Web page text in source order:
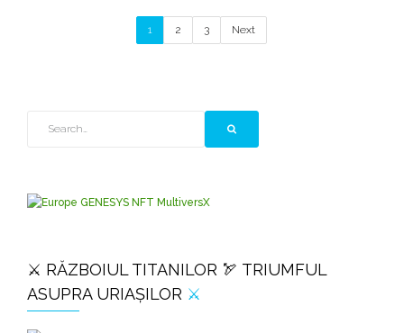
1 2 3 Next
⚔️ RĂZBOIUL TITANILOR 🏹 TRIUMFUL
ASUPRA URIAȘILOR ⚔️